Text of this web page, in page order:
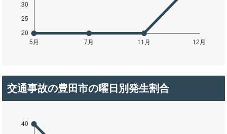
交通事故の豊田市の曜日別発生割合